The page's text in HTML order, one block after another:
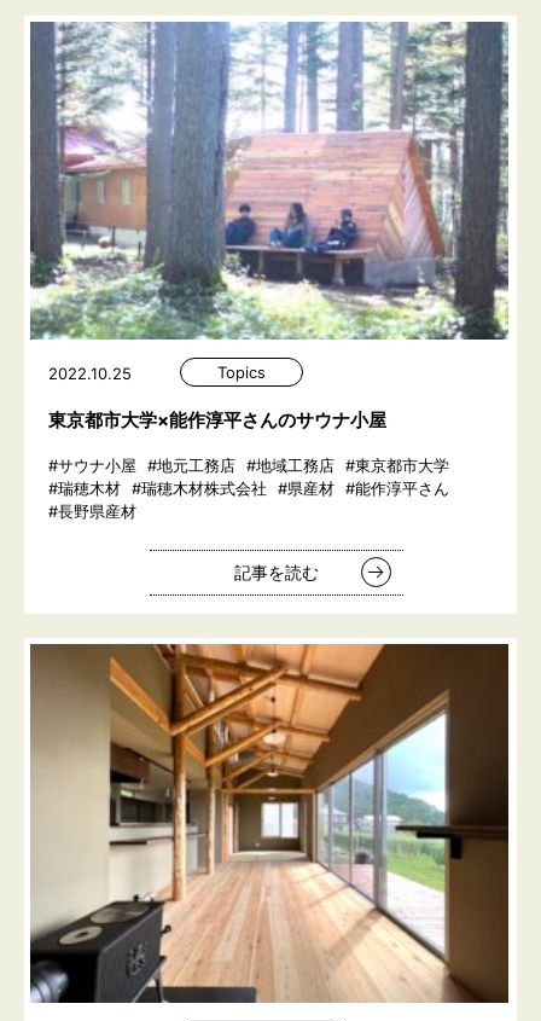
2022.10.25 Topics
東京都市大学×能作淳平さんのサウナ小屋
#サウナ小屋 #地元工務店 #地域工務店 #東京都市大学
#瑞穂木材 #瑞穂木材株式会社 #県産材 #能作淳平さん
#長野県産材
記事を読む